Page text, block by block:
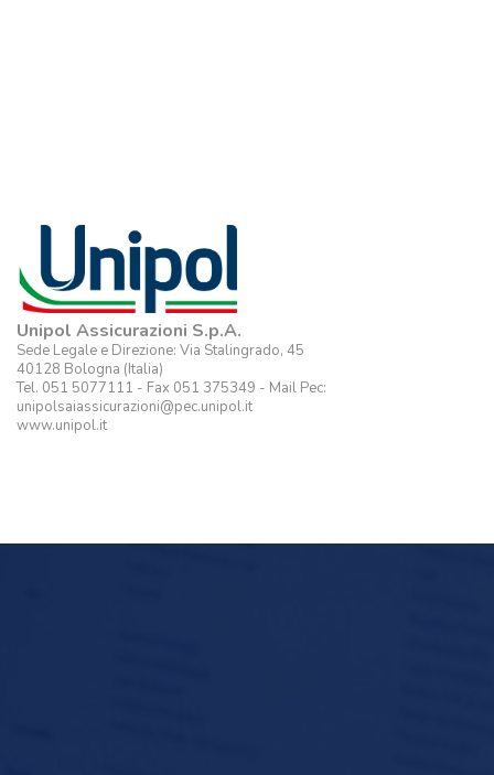
Unipol Assicurazioni S.p.A.
Sede Legale e Direzione: Via Stalingrado, 45
40128 Bologna (Italia)
Tel. 051 5077111 - Fax 051 375349 - Mail Pec:
unipolsaiassicurazioni@pec.unipol.it
www.unipol.it